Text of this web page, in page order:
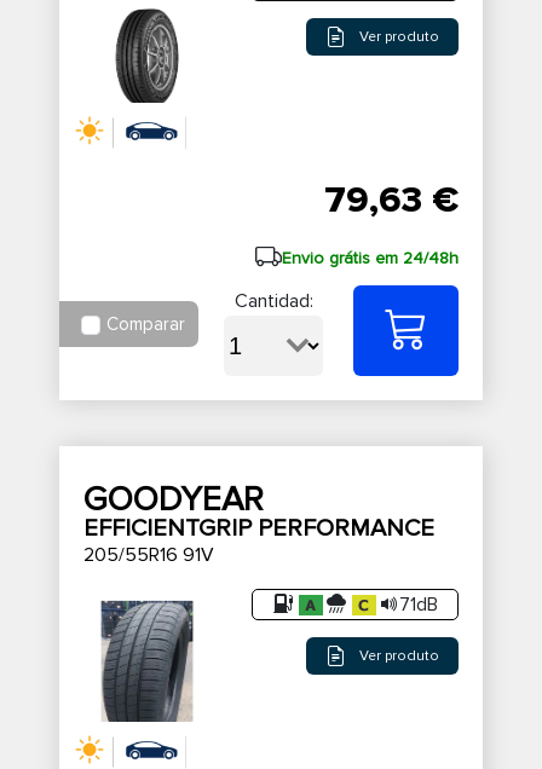
Ver produto
79,63 €
Envio grátis em 24/48h
Comparar
Cantidad:
GOODYEAR
EFFICIENTGRIP PERFORMANCE
205/55R16 91V
71dB
Ver produto